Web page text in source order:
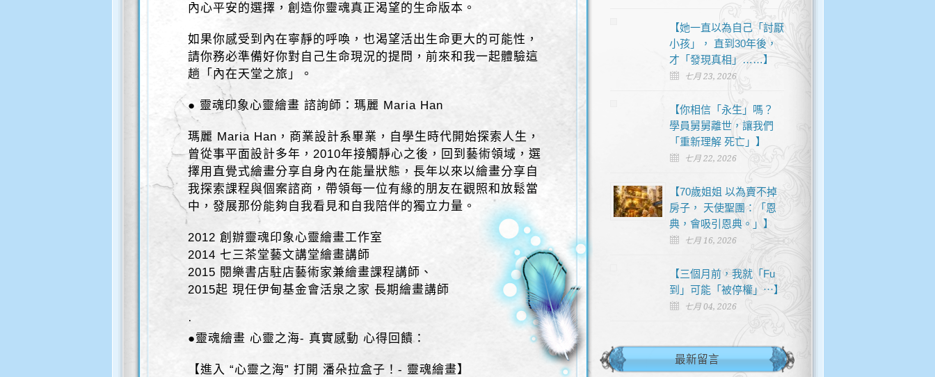
內心平安的選擇，創造你靈魂真正渴望的生命版本。
如果你感受到內在寧靜的呼喚，也渴望活出生命更大的可能性，
請你務必準備好你對自己生命現況的提問，前來和我一起體驗這
趟「內在天堂之旅」。
● 靈魂印象心靈繪畫 諮詢師：瑪麗 Maria Han
瑪麗 Maria Han，商業設計系畢業，自學生時代開始探索人生，
曾從事平面設計多年，2010年接觸靜心之後，回到藝術領域，選
擇用直覺式繪畫分享自身內在能量狀態，長年以來以繪畫分享自
我探索課程與個案諮商，帶領每一位有緣的朋友在觀照和放鬆當
中，發展那份能夠自我看見和自我陪伴的獨立力量。
2012 創辦靈魂印象心靈繪畫工作室
2014 七三茶堂藝文講堂繪畫講師
2015 閱樂書店駐店藝術家兼繪畫課程講師、
2015起 現任伊甸基金會活泉之家 長期繪畫講師
·
●靈魂繪畫 心靈之海- 真實感動 心得回饋：
【進入 “心靈之海” 打開 潘朵拉盒子！- 靈魂繪畫】
【她一直以為自己「討厭
小孩」， 直到30年後，
才「發現真相」……】
七月 23, 2026
【你相信「永生」嗎？
學員舅舅離世，讓我們
「重新理解 死亡」】
七月 22, 2026
【70歲姐姐 以為賣不掉
房子， 天使聖團：「恩
典，會吸引恩典。」】
七月 16, 2026
【三個月前，我就「Fu
到」可能「被停權」⋯】
七月 04, 2026
最新留言